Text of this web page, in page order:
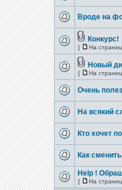
Вроде на
Конкурс!
[ На
Новый
[ На
Очень
На всякий
Кто хочет
Как
Help !
[ На